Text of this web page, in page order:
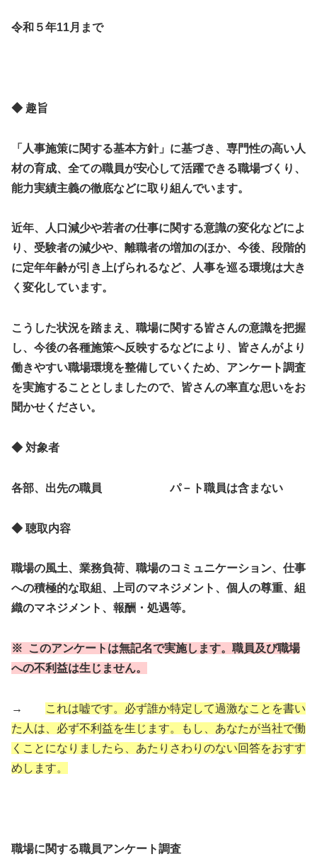
令和５年11月まで
◆ 趣旨
「人事施策に関する基本方針」に基づき、専門性の高い人
材の育成、全ての職員が安心して活躍できる職場づくり、
能力実績主義の徹底などに取り組んでいます。
近年、
人口減少や若者の仕事に関する意識の変化などによ
り、 受験者の減少や、 離職者の増加のほか、今後、段階的
に定年年齢が引き上げられるなど、人事を巡る環境は大き
く変化しています。
こうした状況を踏まえ、職場に関する皆さんの意識を把握
し、今後の各種施策へ反映するなどにより、皆さんがより
働きやすい職場環境を整備していくため、アンケート調査
を実施することとしましたので、皆さんの率直な思いをお
聞かせください。
◆ 対象者
各部、出先の職員 パ－ト職員は含まない
◆ 聴取内容
職場の風土、業務負荷、職場のコミュニケーション、仕事
への積極的な取組、上司のマネジメント、個人の尊重、組
織のマネジメント、報酬・処遇等。
※ このアンケートは無記名で実施します。職員及び職場
への不利益は生じません。
→
これは嘘です。必ず誰か特定して過激なことを書い
た人は、必ず不利益を生じます。もし、あなたが当社で働
くことになりましたら、あたりさわりのない回答をおすす
めします。
職場に関する職員アンケート調査